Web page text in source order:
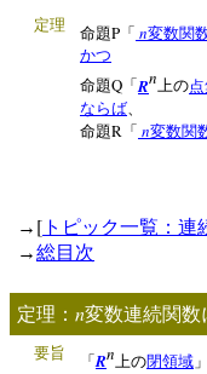
定理
命題P 「 n変数関
かつ
命題Q 「 Rn上の
ならば
命題R 「 n変数関
→ [ トピック一覧：連
→総目次
定理： n変数連続関数
要旨 「Rn上の閉領域 」